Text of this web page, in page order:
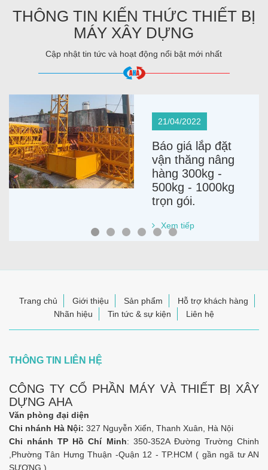
THÔNG TIN KIẾN THỨC THIẾT BỊ
MÁY XÂY DỰNG
Cập nhật tin tức và hoạt động nổi bật mới nhất
21/04/2022
Báo giá lắp đặt
vận thăng nâng
hàng 300kg -
500kg - 1000kg
trọn gói.
Xem tiếp
Trang chủ Giới thiệu Sản phẩm
Hỗ trợ khách hàng
Nhãn hiệu
Tin tức & sự kiện Liên hệ
THÔNG TIN LIÊN HỆ
CÔNG TY CỔ PHẦN MÁY VÀ THIẾT BỊ XÂY
DỰNG AHA
Văn phòng đại diện
Chi nhánh Hà Nội: 327 Nguyễn Xiển, Thanh Xuân, Hà Nội
Chi nhánh TP Hồ Chí Minh: 350-352A Đường Trường Chinh
,Phường Tân Hưng Thuận -Quận 12 - TP.HCM ( gần ngã tư AN
SƯƠNG )